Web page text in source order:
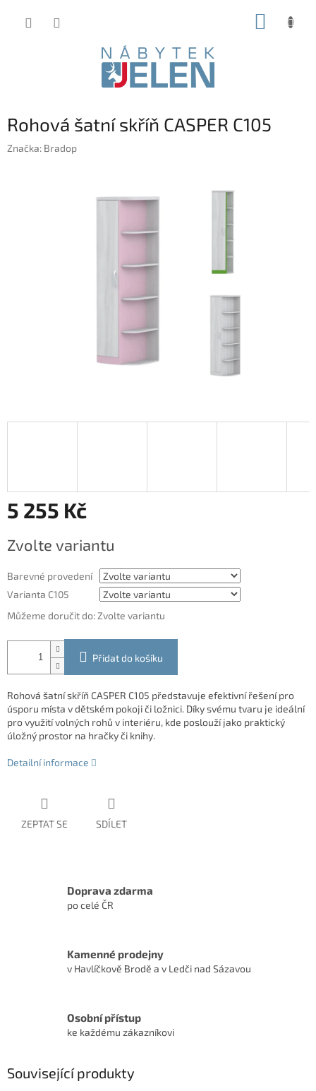
Rohová šatní skříň CASPER C105
Značka: Bradop
5 255 Kč
cena:
Zvolte variantu
Barevné provedení
Varianta C105
Můžeme doručit do: Zvolte variantu
Přidat do košíku
Rohová šatní skříň CASPER C105 představuje efektivní řešení pro
úsporu místa v dětském pokoji či ložnici. Díky svému tvaru je ideální
pro využití volných rohů v interiéru, kde poslouží jako praktický
úložný prostor na hračky či knihy.
Detailní informace
ZEPTAT SE SDÍLET
Doprava zdarma
po celé ČR
Kamenné prodejny
v Havlíčkově Brodě a v Ledči nad Sázavou
Osobní přístup
ke každému zákazníkovi
Související produkty